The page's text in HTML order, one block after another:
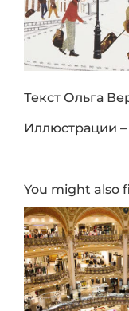
Текст Ольга
Иллюстрации
You might also